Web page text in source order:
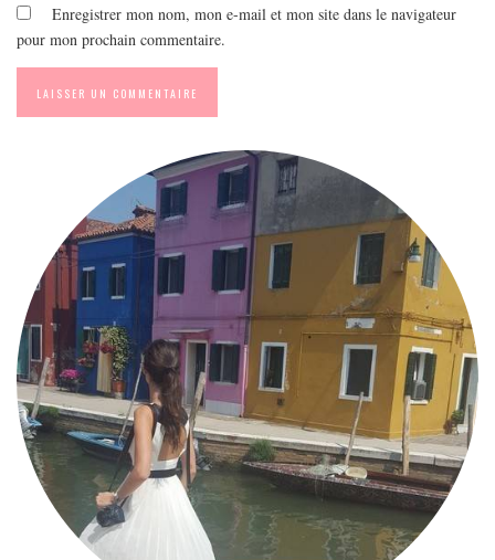
Enregistrer mon nom, mon e-mail et mon site dans le navigateur
pour mon prochain commentaire.